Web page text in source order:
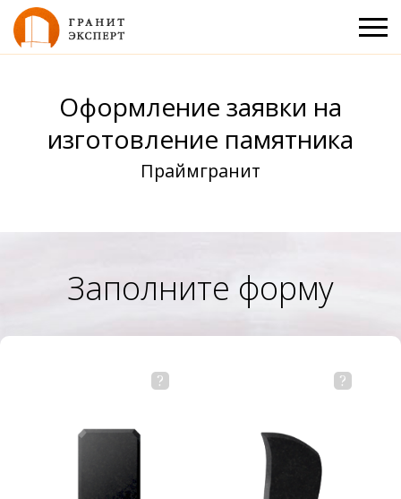
Оформление заявки на
изготовление памятника
Праймгранит
Заполните форму